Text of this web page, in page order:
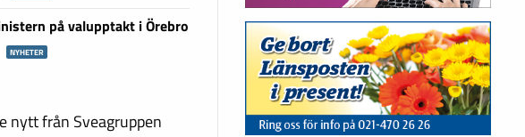
på valupptakt i Örebro
NYHETER
nytt från Sveagruppen